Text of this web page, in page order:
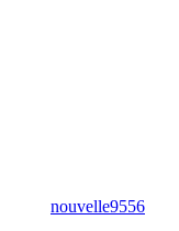
nouvelle9556